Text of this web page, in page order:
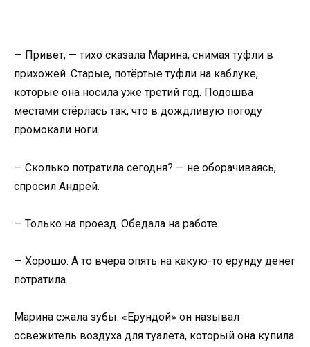
— Привет, — тихо сказала Марина, снимая туфли в
прихожей. Старые, потёртые туфли на каблуке,
которые она носила уже третий год. Подошва
местами стёрлась так, что в дождливую погоду
промокали ноги.
— Сколько потратила сегодня? — не оборачиваясь,
спросил Андрей.
— Только на проезд. Обедала на работе.
— Хорошо. А то вчера опять на какую-то ерунду денег
потратила.
Марина сжала зубы. «Ерундой» он называл
освежитель воздуха для туалета, который она купила